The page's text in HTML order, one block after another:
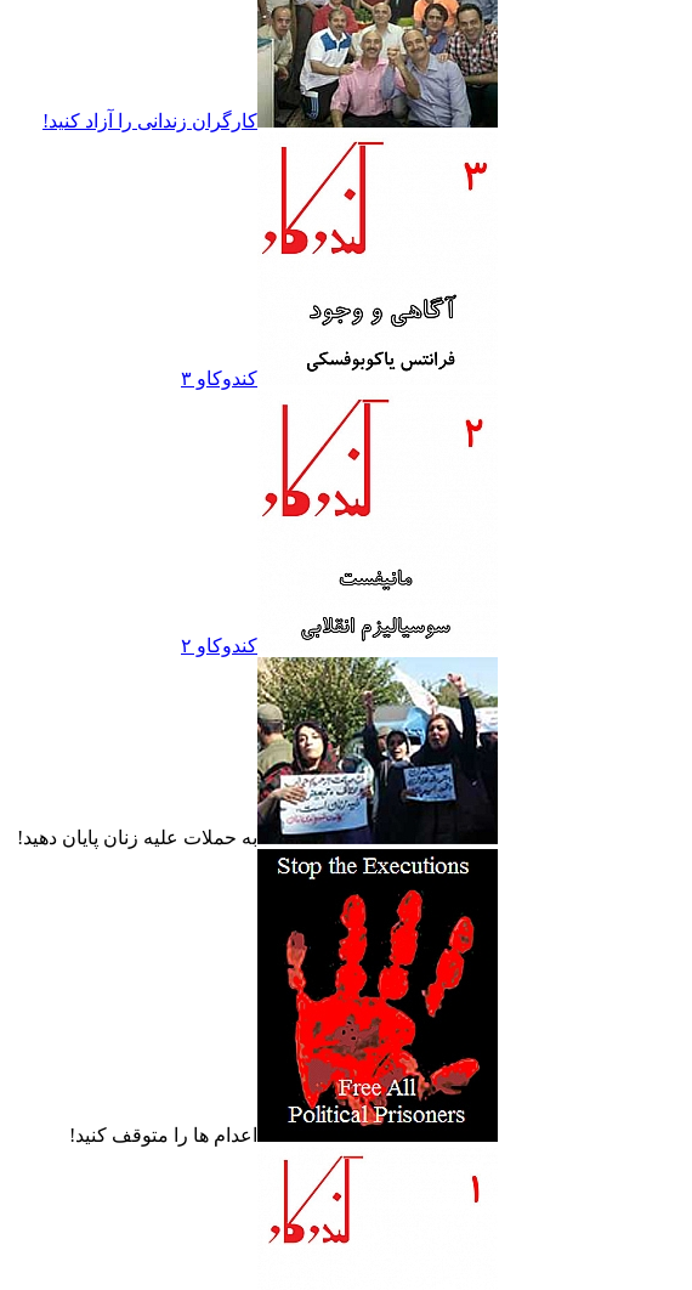
کارگران زندانى را آزاد کنيد!
کندوکاو ۳
کندوکاو ۲
به حملات عليه زنان پايان دهيد!
اعدام ها را متوقف کنيد!